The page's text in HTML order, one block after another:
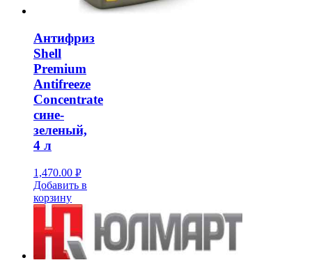
Антифриз
Shell
Premium
Antifreeze
Concentrate
сине-
зеленый,
4 л
1,470.00 Р
УБ.
Добавить в
корзину